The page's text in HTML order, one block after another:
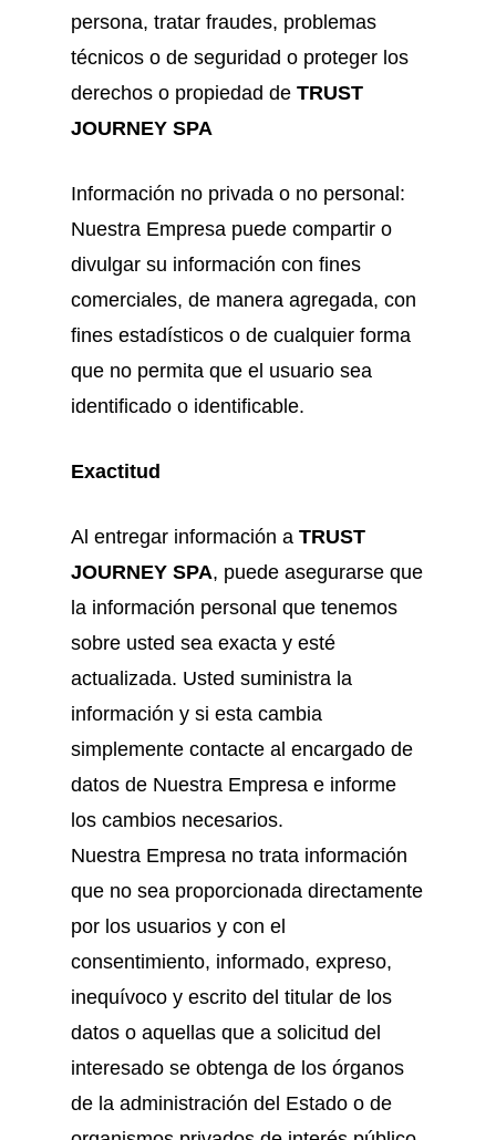
persona, tratar fraudes, problemas
técnicos o de seguridad o proteger los
derechos o propiedad de TRUST
JOURNEY SPA
Información no privada o no personal:
Nuestra Empresa puede compartir o
divulgar su información con fines
comerciales, de manera agregada, con
fines estadísticos o de cualquier forma
que no permita que el usuario sea
identificado o identificable.
Exactitud
Al entregar información a TRUST
JOURNEY SPA, puede asegurarse que
la información personal que tenemos
sobre usted sea exacta y esté
actualizada. Usted suministra la
información y si esta cambia
simplemente contacte al encargado de
datos de Nuestra Empresa e informe
los cambios necesarios.
Nuestra Empresa no trata información
que no sea proporcionada directamente
por los usuarios y con el
consentimiento, informado, expreso,
inequívoco y escrito del titular de los
datos o aquellas que a solicitud del
interesado se obtenga de los órganos
de la administración del Estado o de